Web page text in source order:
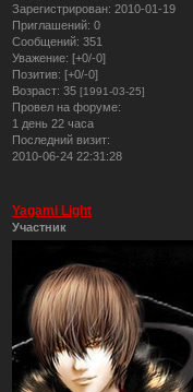
Зарегистрирован: 2010-01-19
Приглашений: 0
Сообщений: 351
Уважение: [+0/-0]
Позитив: [+0/-0]
Возраст: 35 [1991-03-25]
Провел на форуме:
1 день 22 часа
Последний визит:
2010-06-24 22:31:28
Yagami Light
Участник